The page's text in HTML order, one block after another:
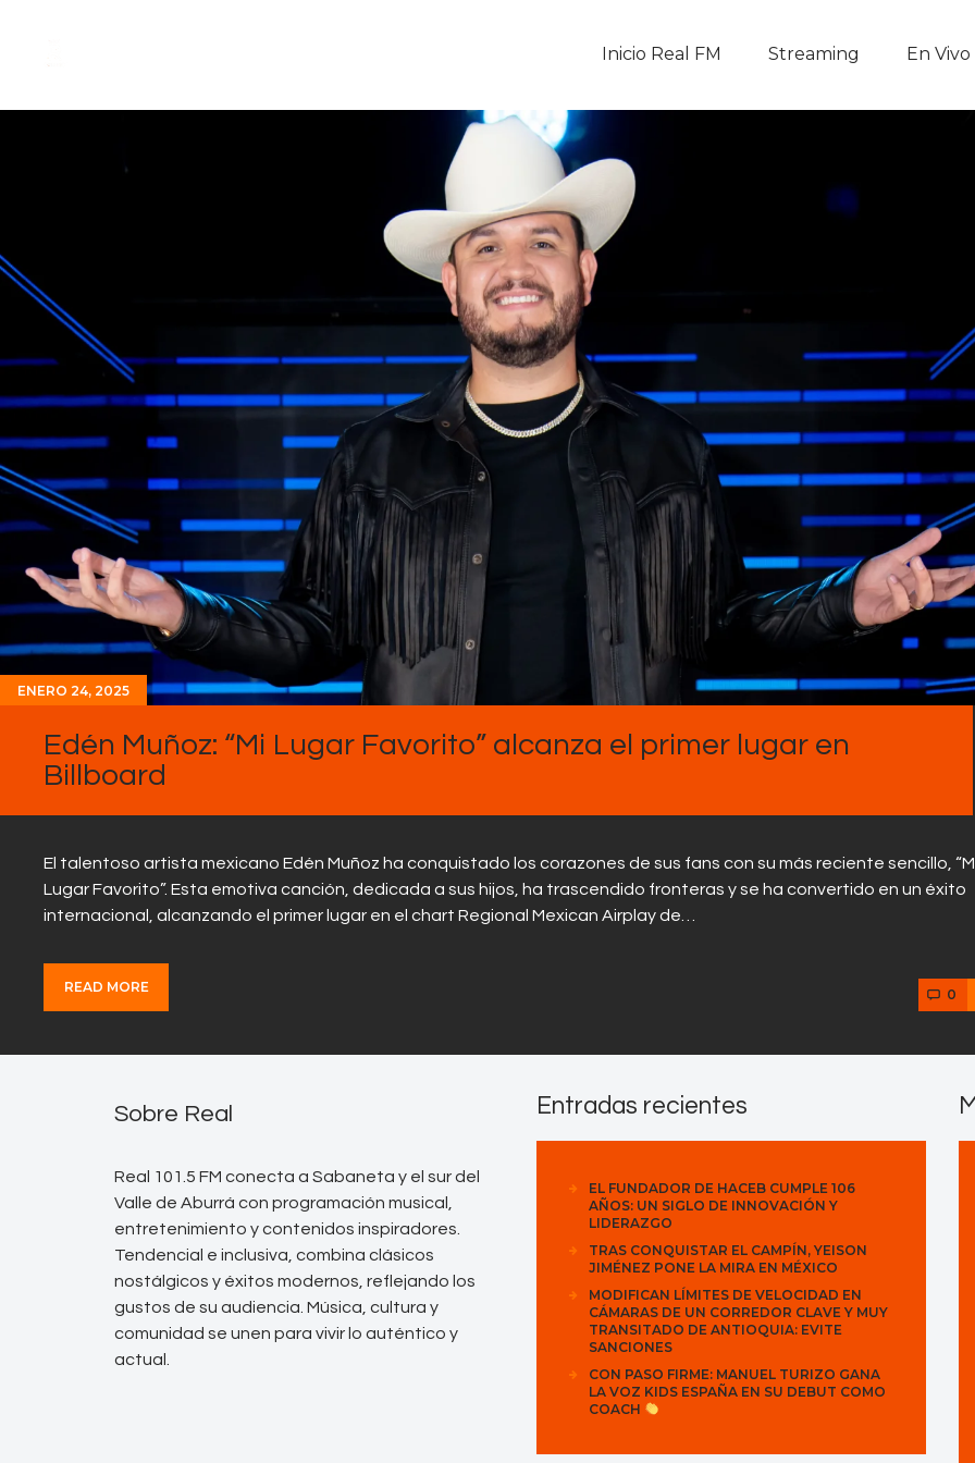
Inicio Real FM Streaming En Vivo
En Vivo
Descarga La APP
Programas
Noticias
Equipo
Sobre Nosotros
Contactos
ENERO 24, 2025
Edén Muñoz: “Mi Lugar Favorito” alcanza el primer lugar en
Billboard
El talentoso artista mexicano Edén Muñoz ha conquistado los corazones de sus fans con su más reciente sencillo,
Lugar Favorito”. Esta emotiva canción, dedicada a sus hijos, ha trascendido fronteras y se ha convertido en un éxito
internacional, alcanzando el primer lugar en el chart Regional Mexican Airplay de…
READ MORE 0
Sobre Real
Real 101.5 FM conecta a Sabaneta y el sur del
Valle de Aburrá con programación musical,
entretenimiento y contenidos inspiradores.
Tendencial e inclusiva, combina clásicos
nostálgicos y éxitos modernos, reflejando los
gustos de su audiencia. Música, cultura y
comunidad se unen para vivir lo auténtico y
actual.
Entradas recientes
EL FUNDADOR DE HACEB CUMPLE 106
AÑOS: UN SIGLO DE INNOVACIÓN Y
LIDERAZGO
TRAS CONQUISTAR EL CAMPÍN, YEISON
JIMÉNEZ PONE LA MIRA EN MÉXICO
MODIFICAN LÍMITES DE VELOCIDAD EN
CÁMARAS DE UN CORREDOR CLAVE Y MUY
TRANSITADO DE ANTIOQUIA: EVITE
SANCIONES
CON PASO FIRME: MANUEL TURIZO GANA
LA VOZ KIDS ESPAÑA EN SU DEBUT COMO
COACH